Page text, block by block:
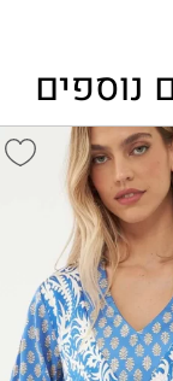
נוספים